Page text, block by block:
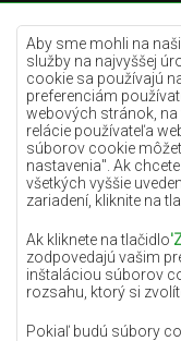
Aby sme mohli na
služby na najvyššej
cookie sa používajú
preferenciám
webových stránok, na
relácie používateľa
súborov cookie
nastavenia". Ak
všetkých vyššie
zariadení, kliknite na
Ak kliknete na tlačidlo
zodpovedajú vašim
inštaláciou súborov
rozsahu, ktorý si
Pokiaľ budú súbory